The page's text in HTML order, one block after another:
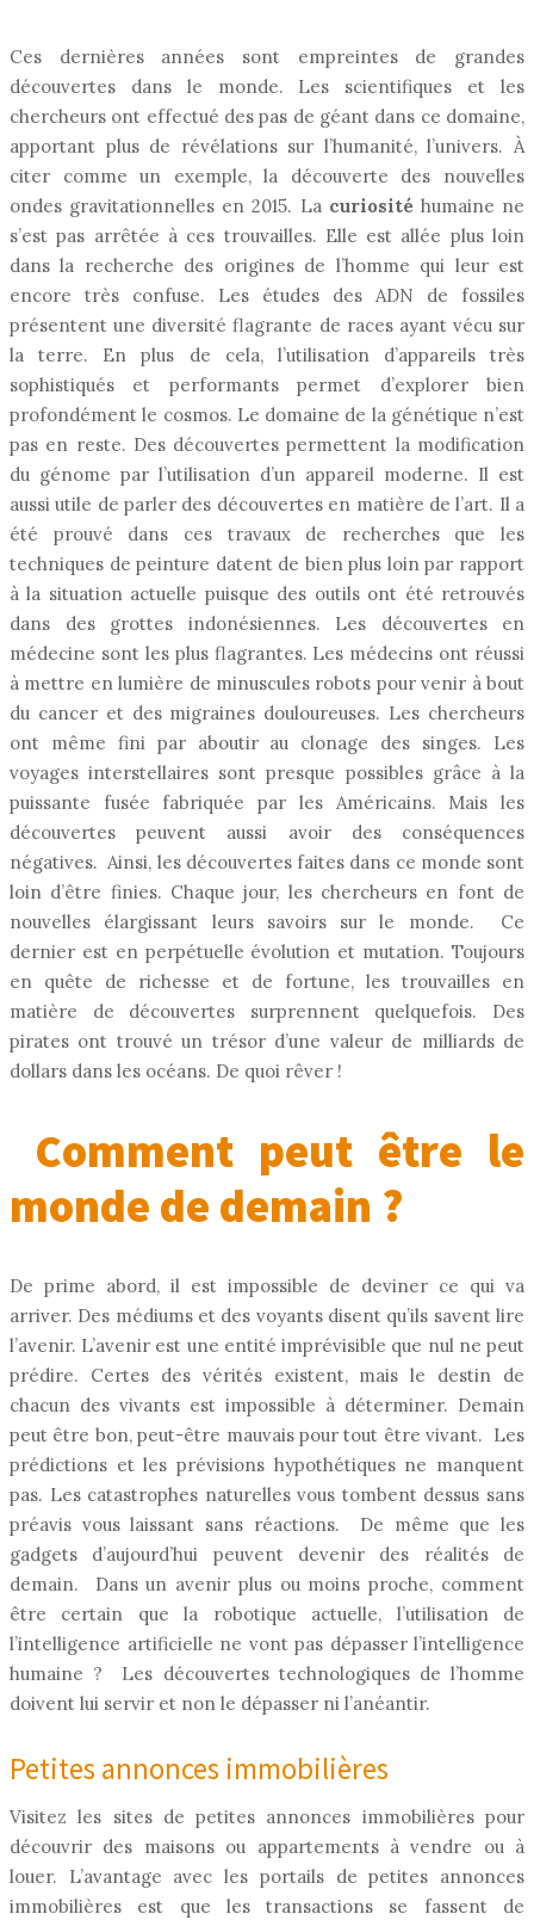
Ces dernières années sont empreintes de grandes
découvertes dans le monde. Les scientifiques et les
chercheurs ont effectué des pas de géant dans ce domaine,
apportant plus de révélations sur l’humanité, l’univers. À
citer comme un exemple, la découverte des nouvelles
ondes gravitationnelles en 2015. Lacuriositéhumaine ne
s’est pas arrêtée à ces trouvailles. Elle est allée plus loin
dans la recherche des origines de l’homme qui leur est
encore très confuse. Les études des ADN de fossiles
présentent une diversité flagrante de races ayant vécu sur
la terre. En plus de cela, l’utilisation d’appareils très
sophistiqués et performants permet d’explorer bien
profondément le cosmos. Le domaine de la génétique n’est
pas en reste. Des découvertes permettent la modification
du génome par l’utilisation d’un appareil moderne. Il est
aussi utile de parler des découvertes en matière de l’art. Il a
été prouvé dans ces travaux de recherches que les
techniques de peinture datent de bien plus loin par rapport
à la situation actuelle puisque des outils ont été retrouvés
dans des grottes indonésiennes. Les découvertes en
médecine sont les plus flagrantes. Les médecins ont réussi
à mettre en lumière de minuscules robots pour venir à bout
du cancer et des migraines douloureuses. Les chercheurs
ont même fini par aboutir au clonage des singes. Les
voyages interstellaires sont presque possibles grâce à la
puissante fusée fabriquée par les Américains. Mais les
découvertes peuvent aussi avoir des conséquences
négatives. Ainsi, les découvertes faites dans ce monde sont
loin d’être finies. Chaque jour, les chercheurs en font de
nouvelles élargissant leurs savoirs sur le monde. Ce
dernier est en perpétuelle évolution et mutation. Toujours
en quête de richesse et de fortune, les trouvailles en
matière de découvertes surprennent quelquefois. Des
pirates ont trouvé un trésor d’une valeur de milliards de
dollars dans les océans. De quoi rêver !
Comment peut être le
monde de demain ?
De prime abord, il est impossible de deviner ce qui va
arriver. Des médiums et des voyants disent qu’ils savent lire
l’avenir. L’avenir est une entité imprévisible que nul ne peut
prédire. Certes des vérités existent, mais le destin de
chacun des vivants est impossible à déterminer. Demain
peut être bon, peut-être mauvais pour tout être vivant. Les
prédictions et les prévisions hypothétiques ne manquent
pas. Les catastrophes naturelles vous tombent dessus sans
préavis vous laissant sans réactions. De même que les
gadgets d’aujourd’hui peuvent devenir des réalités de
demain. Dans un avenir plus ou moins proche, comment
être certain que la robotique actuelle, l’utilisation de
l’intelligence artificielle ne vont pas dépasser l’intelligence
humaine ? Les découvertes technologiques de l’homme
doivent lui servir et non le dépasser ni l’anéantir.
Petites annonces immobilières
Visitez les sites de petites annonces immobilières pour
découvrir des maisons ou appartements à vendre ou à
louer. L’avantage avec les portails de petites annonces
immobilières est que les transactions se fassent de